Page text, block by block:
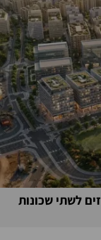
לשתי שכונות